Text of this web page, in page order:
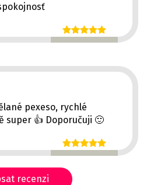
pexeso, rychlé
dodání...prostě super 👍 Doporučuji 🙂
recenzi